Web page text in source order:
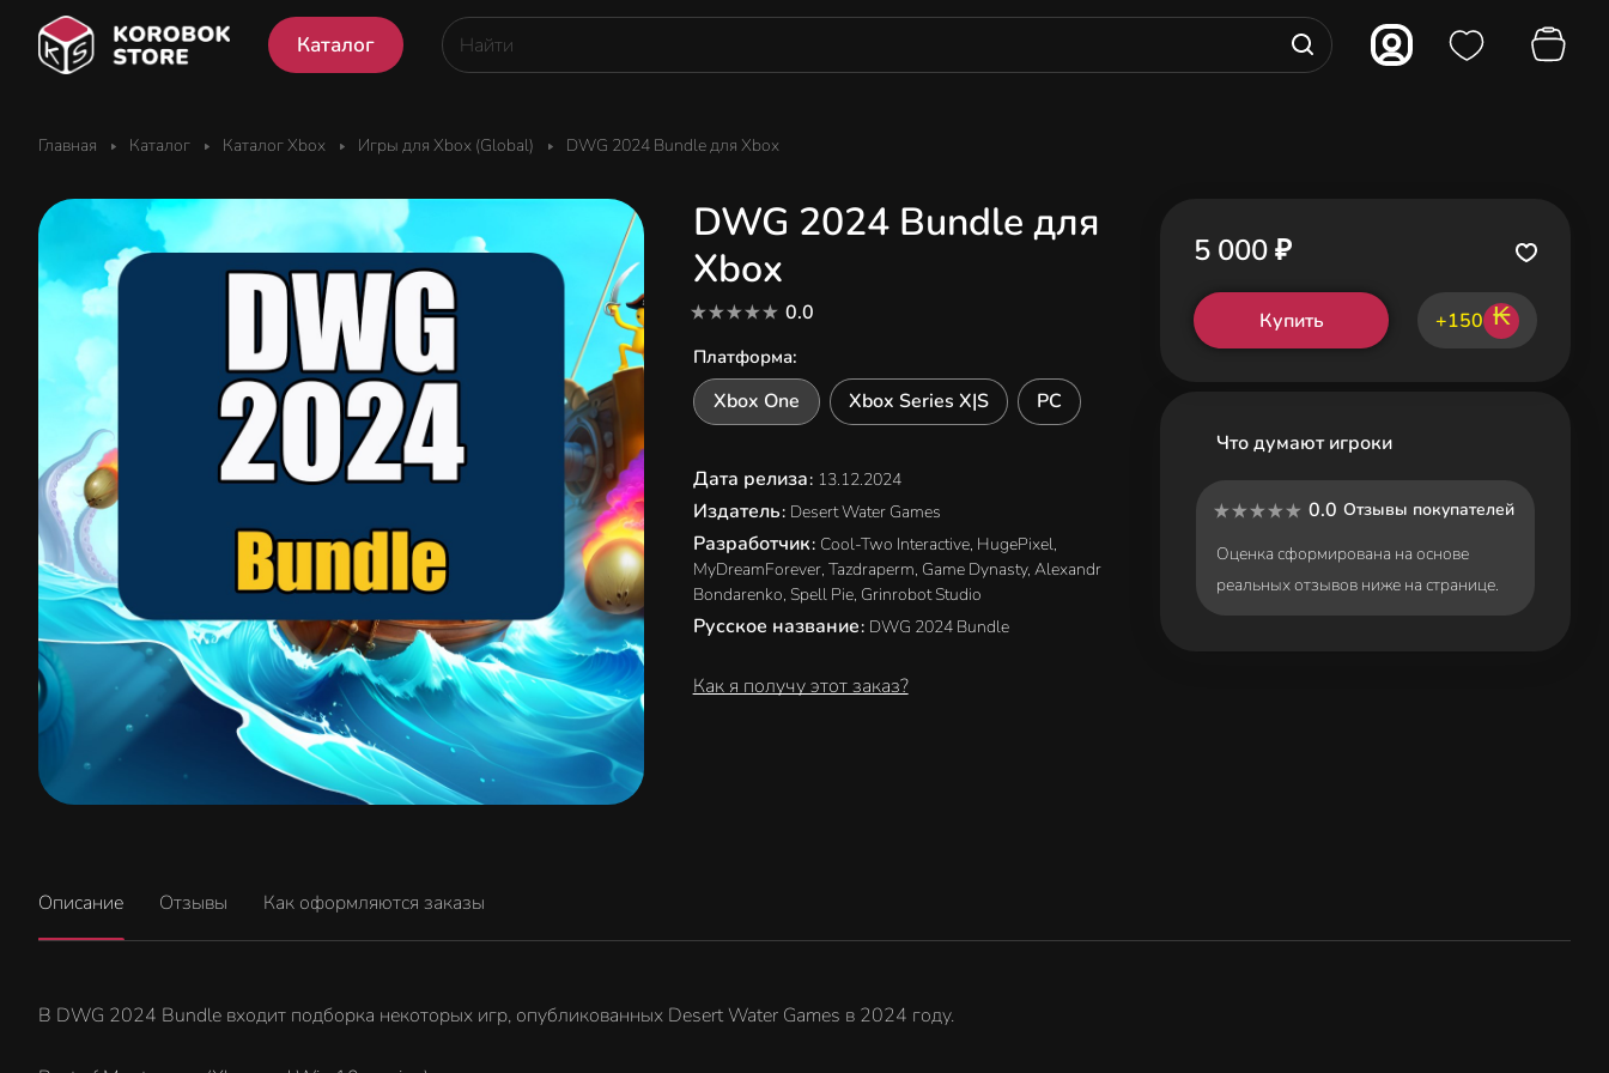
Каталог
Главная Каталог Каталог Xbox Игры для Xbox (Global) DWG 2024 Bundle для Xbox
DWG 2024 Bundle для
Xbox
0.0
Платформа:
Xbox One Xbox Series X|S PC
Дата релиза: 13.12.2024
Издатель: Desert Water Games
Разработчик: Cool-Two Interactive, HugePixel,
MyDreamForever, Tazdraperm, Game Dynasty, Alexandr
Bondarenko, Spell Pie, Grinrobot Studio
Русское название: DWG 2024 Bundle
Как я получу этот заказ?
5 000 ₽
Купить +150 ₭
Что думают игроки
0.0 Отзывы покупателей
Оценка сформирована на основе
реальных отзывов ниже на странице.
Описание Отзывы Как оформляются заказы
В DWG 2024 Bundle входит подборка некоторых игр, опубликованных Desert Water Games в 2024 году.